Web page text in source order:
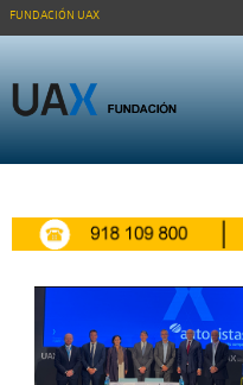
FUNDACIÓN UAX